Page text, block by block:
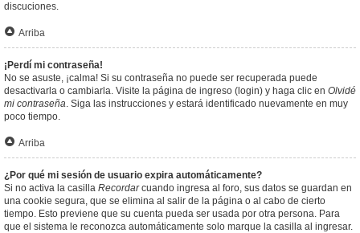
discuciones.
Arriba
¡Perdí mi contraseña!
No se asuste, ¡calma! Si su contraseña no puede ser recuperada puede
desactivarla o cambiarla. Visite la página de ingreso (login) y haga clic en Olvidé
mi contraseña. Siga las instrucciones y estará identificado nuevamente en muy
poco tiempo.
Arriba
¿Por qué mi sesión de usuario expira automáticamente?
Si no activa la casilla Recordarcuando ingresa al foro, sus datos se guardan en
una cookie segura, que se elimina al salir de la página o al cabo de cierto
tiempo. Esto previene que su cuenta pueda ser usada por otra persona. Para
que el sistema le reconozca automáticamente solo marque la casilla al ingresar.